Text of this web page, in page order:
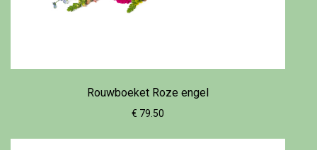
Rouwboeket Roze engel
€ 79.50